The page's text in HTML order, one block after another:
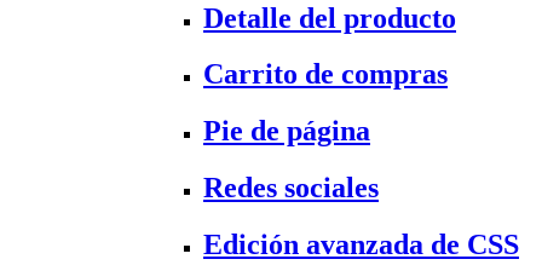
Detalle del producto
Carrito de compras
Pie de página
Redes sociales
Edición avanzada de CSS